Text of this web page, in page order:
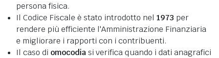
persona fisica.
Il Codice Fiscale è stato introdotto nel 1973 per
rendere più efficiente l'Amministrazione Finanziaria
e migliorare i rapporti con i contribuenti.
Il caso di omocodiasi verifica quando i dati anagrafici